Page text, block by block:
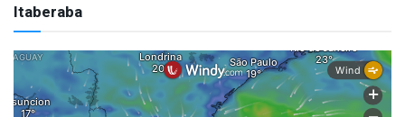
Itaberaba